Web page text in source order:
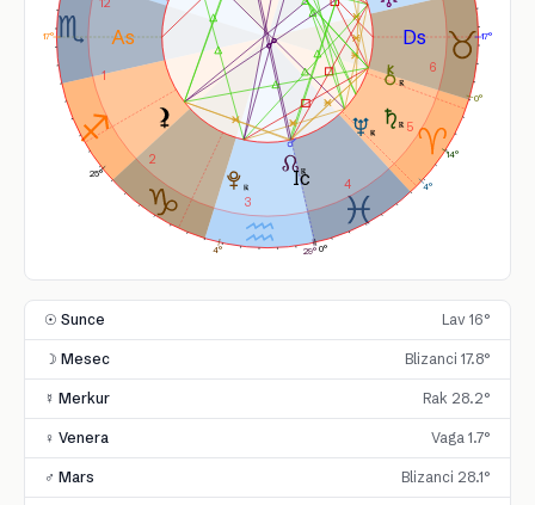
1
2
3
4
5
6
14°
4°
4° 29°
0°
17° 17°
0°
25°
☉ Sunce Lav 16°
☽ Mesec Blizanci 17.8°
☿ Merkur Rak 28.2°
♀ Venera Vaga 1.7°
♂ Mars Blizanci 28.1°